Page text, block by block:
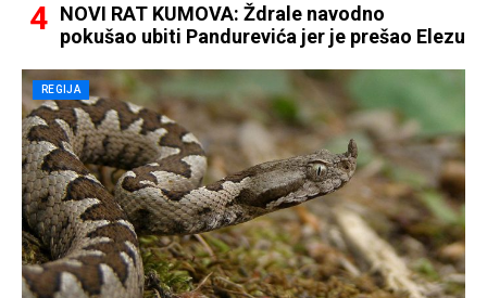
NOVI RAT KUMOVA: Ždrale navodno
pokušao ubiti Pandurevića jer je prešao Elezu
REGIJA